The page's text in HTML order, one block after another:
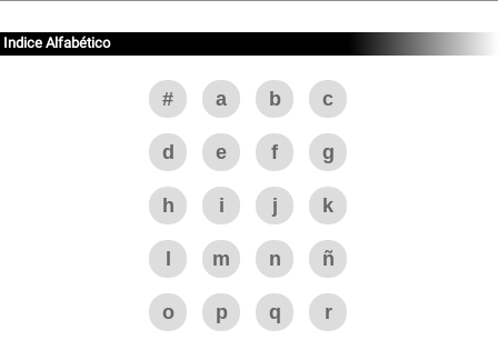
Indice Alfabético
# a b c
d e f g
h i j k
m n ñ
o p q r